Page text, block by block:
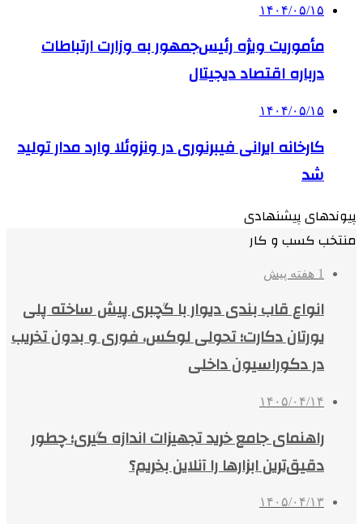
۱۴۰۴/۰۵/۱۵
مأموریت ویژه رئیس‌جمهور به وزارت ارتباطات
درباره اقتصاد دیجیتال
۱۴۰۴/۰۵/۱۵
کارخانه ایرانی فیبرنوری در ونزوئلا وارد مدار تولید
شد
پیوندهای پیشنهادی
منتخب کسب و کار
1 هفته پیش
انواع قاب بندی دیوار با گچبری پیش ساخته پلی
یورتان دکارت؛ تحولی لوکس، فوری و بدون تخریب
در دکوراسیون داخلی
۱۴۰۵/۰۴/۱۴
راهنمای جامع خرید تجهیزات اندازه گیری؛ چطور
دقیق‌ترین ابزارها را آنلاین بخریم؟
۱۴۰۵/۰۴/۱۳